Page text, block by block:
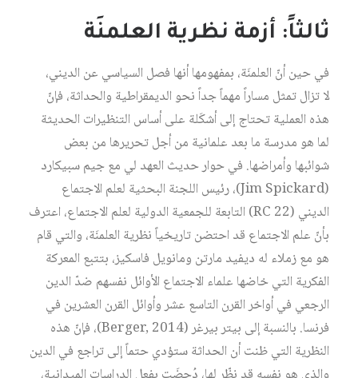
ثالثاً: أزمة نظرية العلمنَة
في حين أنّ العلمنَة، بمفهومها أنها فصل السياسي عن الديني،
لا تزال تمثل مساراً مهماً جداً نحو الديمقراطية والحداثة، فإنّ
هذه العملية تحتاج إلى أشكَلة على أساس التنظيرات الحديثة
لما هو مدرسة ما بعد علمانية من أجل تحريرها من بعض
شوائبها وأمراضها. في حوار حديث العهد لي مع جيم سبيكارد
(Jim Spickard)، رئيس اللجنة البحثية لعلم الاجتماع
الديني (RC 22) التابعة للجمعية الدولية لعلم الاجتماع، اعترف
بأنّ علم الاجتماع قد احتضن تاريخياً نظرية العلمنَة، والتي قام
هو مع زملاء له ديفيد مارتن ومانويل فاسكيز، بتتبع المعركة
الفكرية التي خاضها علماء الاجتماع الأوائل نفسهم ضدّ الدين
الرجعي في أواخر القرن التاسع عشر وأوائل القرن العشرين في
فرنسا. بالنسبة إلى بيتر بيرغر (Berger, 2014)، فإنّ هذه
النظرية التي ظنت أن الحداثة ستؤدي حتماً إلى تراجع في الدين